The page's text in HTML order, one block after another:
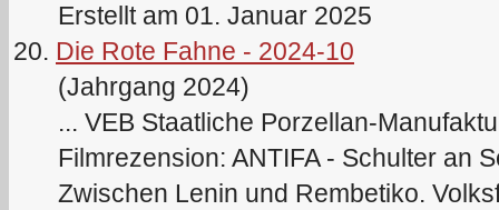
Erstellt am 01. Januar 2025
20. Die Rote Fahne - 2024-10
(Jahrgang 2024)
... VEB Staatliche Porzellan-
Filmrezension: ANTIFA - Schulter an
Zwischen Lenin und Rembetiko.